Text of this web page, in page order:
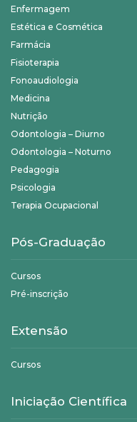
Enfermagem
Estética e Cosmética
Farmácia
Fisioterapia
Fonoaudiologia
Medicina
Nutrição
Odontologia – Diurno
Odontologia – Noturno
Pedagogia
Psicologia
Terapia Ocupacional
Pós-Graduação
Cursos
Pré-inscrição
Extensão
Cursos
Iniciação Científica